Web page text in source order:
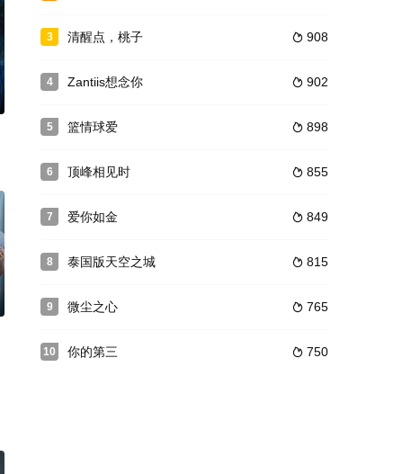
们中的一个设法把他和
提米露克
3  908
清醒点，桃子
4  902
Zantiis想念你
5  898
篮情球爱
6  855
顶峰相见时
7  849
爱你如金
8  815
泰国版天空之城
9  765
微尘之心
10  750
你的第三